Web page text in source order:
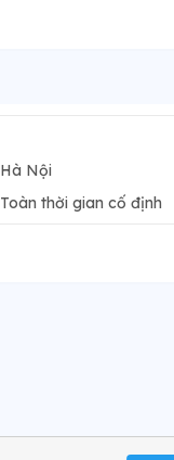
Hà Nội
Toàn thời gian cố định